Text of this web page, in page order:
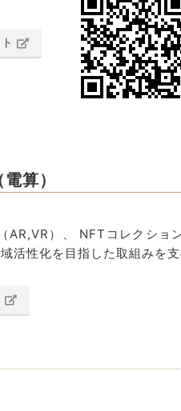
算）
AR,VR）、 NFTコレクシ
活性化を目指した取組みを支